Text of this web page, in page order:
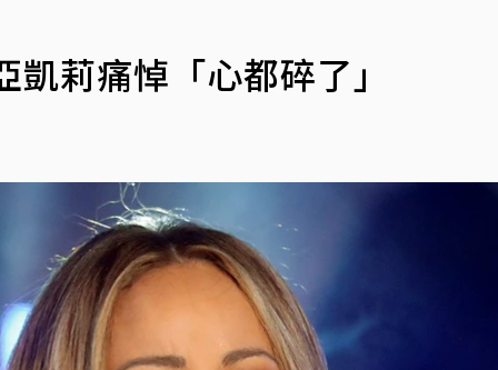
莉痛悼「心都碎了」